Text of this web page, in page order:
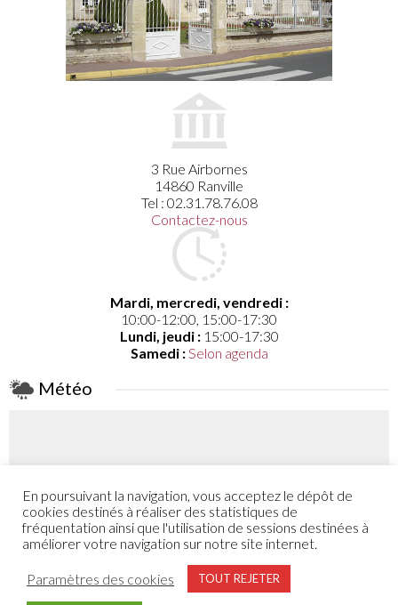
3 Rue Airbornes
14860 Ranville
Tel : 02.31.78.76.08
Contactez-nous
Mardi, mercredi, vendredi :
10:00-12:00, 15:00-17:30
Lundi, jeudi :15:00-17:30
Samedi :Selon agenda
Météo
Coefficient
46
En poursuivant la navigation, vous acceptez le dépôt de
cookies destinés à réaliser des statistiques de
fréquentation ainsi que l'utilisation de sessions destinées à
améliorer votre navigation sur notre site internet.
Paramètres des cookies TOUT REJETER